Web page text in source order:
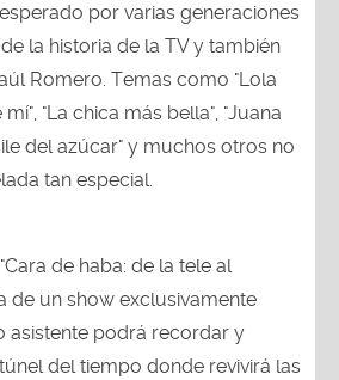
por varias generaciones
la historia de la TV y también
Romero. Temas como "Lola
"La chica más bella", "Juana
del azúcar" y muchos otros no
tan especial.
de haba: de la tele al
de un show exclusivamente
asistente podrá recordar y
del tiempo donde revivirá las